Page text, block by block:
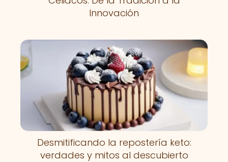
Innovación
Desmitificando la repostería keto:
verdades y mitos al descubierto